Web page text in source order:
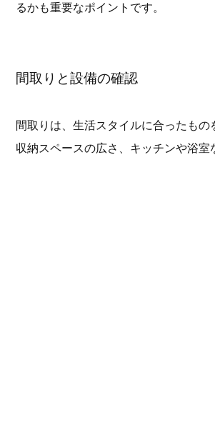
るかも重要なポイントです。
間取りと設備の確認
間取りは、生活スタイルに合ったもの
収納スペースの広さ、キッチンや浴室